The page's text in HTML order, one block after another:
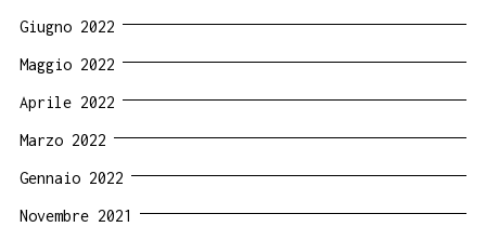
Giugno 2022
Maggio 2022
Aprile 2022
Marzo 2022
Gennaio 2022
Novembre 2021